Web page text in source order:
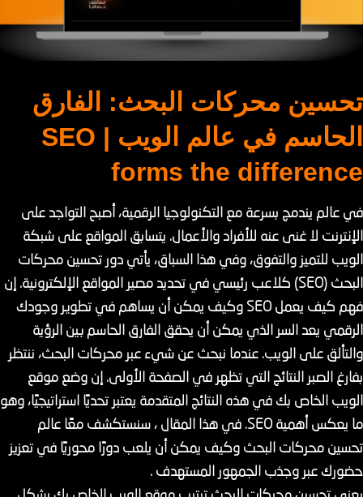
تحسين محركات البحث: الفارق
الحاسم في عالم الويب | SEO
forms the difference
في عالم يندمج بسرعة مع التكنولوجيا الرقمية، أصبح التواجد على
الإنترنت لا غنى عنه للأفراد والأعمال. يتسابق المواقع على شبكة
الويب للتميز والتفوق، وفي هذا السباق، يأتي دور تحسين محركات
البحث (SEO) كلاعب رئيسي في تحديد مصير المواقع الإلكترونية. إن
فهم كيف يعمل SEO وكيف يمكن أن يساهم في تطوير وجودك
الرقمي يعد السر الذي يمكن أن يحقق الفارق الحاسم بين الرؤية
والتألق على الويب. عندما نبحث عن شيء عبر محركات البحث، ننتظر
بفارغ الصبر النتائج التي تظهر في الصفحة الأولى. إن وضع موقع
الويب الخاص بك في هذه النتائج المتقدمة يعتبر تحديًا استراتيجيًا، وهو
ما يعكس أهمية SEO. في هذا المقال ، سنستكشف معًا عالم
تحسين محركات البحث وكيف يمكن أن يلعب دورًا محوريًا في تعزيز
حضورك عبر وجذب الجمهور المستهدف .